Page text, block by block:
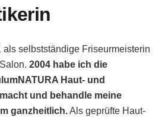
als selbstständige Friseurmeisterin
2004 habe ich die
Haut- und
und behandle meine
ganzheitlich.Als geprüfte Haut-